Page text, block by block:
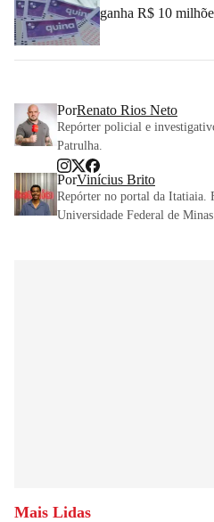
ganha R$ 10
PorRenato Rios Neto
Repórter policial e
Patrulha.
PorVinícius Brito
Repórter no portal da Itatiaia.
Universidade Federal de
Mais Lidas